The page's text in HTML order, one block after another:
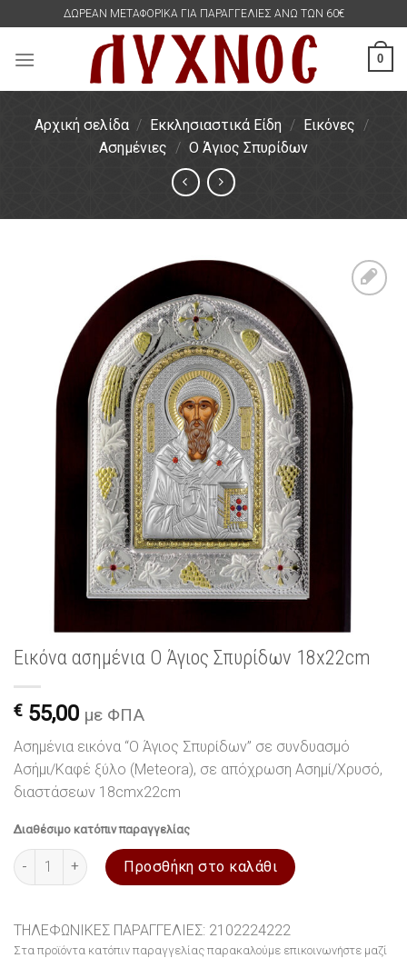
content
ΔΩΡΕΑΝ ΜΕΤΑΦΟΡΙΚΑ ΓΙΑ ΠΑΡΑΓΓΕΛΙΕΣ ΑΝΩ ΤΩΝ 60€
0
Αρχική σελίδα / Εκκλησιαστικά Είδη / Εικόνες /
Ασημένιες / Ο Άγιος Σπυρίδων
λίστα
επιθυμιών
Εικόνα ασημένια Ο Άγιος Σπυρίδων 18x22cm
€ 55,00 με ΦΠΑ
Ασημένια εικόνα “Ο Άγιος Σπυρίδων” σε συνδυασμό
Ασήμι/Καφέ ξύλο (Meteora), σε απόχρωση Ασημί/Χρυσό,
διαστάσεων 18cmx22cm
Διαθέσιμο κατόπιν παραγγελίας
Εικόνα ασημένια Ο Άγιος Σπυρίδων 18x22cm ποσότητα
Προσθήκη στο καλάθι
ΤΗΛΕΦΩΝΙΚΕΣ ΠΑΡΑΓΓΕΛΙΕΣ: 2102224222
Στα προϊόντα κατόπιν παραγγελίας παρακαλούμε επικοινωνήστε μαζί